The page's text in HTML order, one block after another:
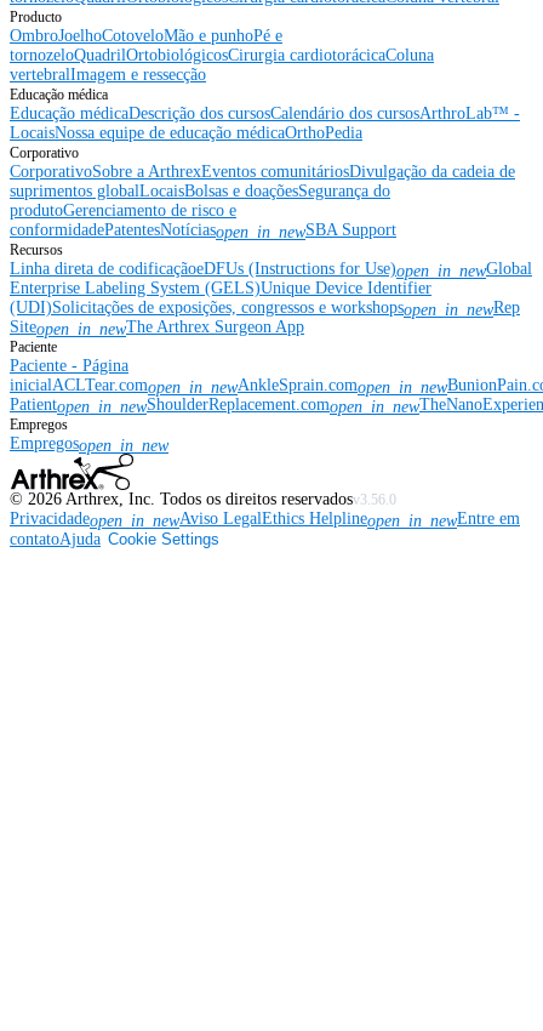
Producto
OmbroJoelhoCotoveloMão e punhoPé e
tornozeloQuadrilOrtobiológicosCirurgia cardiotorácicaColuna
vertebralImagem e ressecção
Educação médica
Educação médicaDescrição dos cursosCalendário dos cursosArthroLab™ -
LocaisNossa equipe de educação médicaOrthoPedia
Corporativo
CorporativoSobre a ArthrexEventos comunitáriosDivulgação da cadeia de
suprimentos globalLocaisBolsas e doaçõesSegurança do
produtoGerenciamento de risco e
conformidadePatentesNotíciasopen_in_newSBA Support
Recursos
Linha direta de codificaçãoeDFUs (Instructions for Use)open_in_newGlobal
Enterprise Labeling System (GELS)Unique Device Identifier
(UDI)Solicitações de exposições, congressos e workshopsopen_in_newRep
Siteopen_in_newThe Arthrex Surgeon App
Paciente
Paciente - Página
inicialACLTear.comopen_in_newAnkleSprain.comopen_in_new
Patientopen_in_newShoulderReplacement.comopen_in_new
Empregos
Empregosopen_in_new
© 2026 Arthrex, Inc. Todos os direitos reservadosv3.56.0
Privacidadeopen_in_newAviso LegalEthics Helplineopen_in_newEntre em
contatoAjuda Cookie Settings